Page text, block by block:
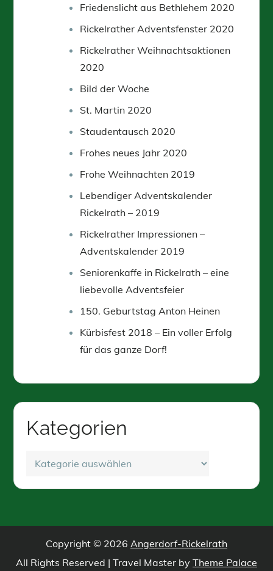
Friedenslicht aus Bethlehem 2020
Rickelrather Adventsfenster 2020
Rickelrather Weihnachtsaktionen
2020
Bild der Woche
St. Martin 2020
Staudentausch 2020
Frohes neues Jahr 2020
Frohe Weihnachten 2019
Lebendiger Adventskalender
Rickelrath – 2019
Rickelrather Impressionen –
Adventskalender 2019
Seniorenkaffe in Rickelrath – eine
liebevolle Adventsfeier
150. Geburtstag Anton Heinen
Kürbisfest 2018 – Ein voller Erfolg
für das ganze Dorf!
Kategorien
Kategorien
Copyright © 2026 Angerdorf-Rickelrath
All Rights Reserved | Travel Master by Theme Palace